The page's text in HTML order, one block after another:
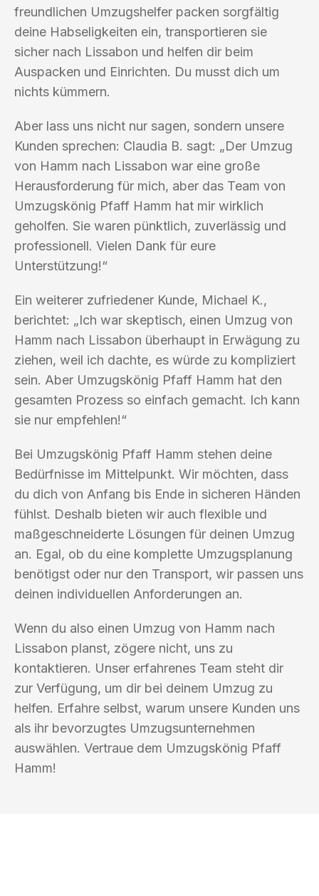
freundlichen Umzugshelfer packen sorgfältig
deine Habseligkeiten ein, transportieren sie
sicher nach Lissabon und helfen dir beim
Auspacken und Einrichten. Du musst dich um
nichts kümmern.
Aber lass uns nicht nur sagen, sondern unsere
Kunden sprechen: Claudia B. sagt: „Der Umzug
von Hamm nach Lissabon war eine große
Herausforderung für mich, aber das Team von
Umzugskönig Pfaff Hamm hat mir wirklich
geholfen. Sie waren pünktlich, zuverlässig und
professionell. Vielen Dank für eure
Unterstützung!“
Ein weiterer zufriedener Kunde, Michael K.,
berichtet: „Ich war skeptisch, einen Umzug von
Hamm nach Lissabon überhaupt in Erwägung zu
ziehen, weil ich dachte, es würde zu kompliziert
sein. Aber Umzugskönig Pfaff Hamm hat den
gesamten Prozess so einfach gemacht. Ich kann
sie nur empfehlen!“
Bei Umzugskönig Pfaff Hamm stehen deine
Bedürfnisse im Mittelpunkt. Wir möchten, dass
du dich von Anfang bis Ende in sicheren Händen
fühlst. Deshalb bieten wir auch flexible und
maßgeschneiderte Lösungen für deinen Umzug
an. Egal, ob du eine komplette Umzugsplanung
benötigst oder nur den Transport, wir passen uns
deinen individuellen Anforderungen an.
Wenn du also einen Umzug von Hamm nach
Lissabon planst, zögere nicht, uns zu
kontaktieren. Unser erfahrenes Team steht dir
zur Verfügung, um dir bei deinem Umzug zu
helfen. Erfahre selbst, warum unsere Kunden uns
als ihr bevorzugtes Umzugsunternehmen
auswählen. Vertraue dem Umzugskönig Pfaff
Hamm!